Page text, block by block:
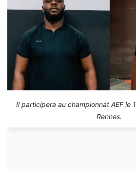
Il participera au championnat AEF le
Rennes.